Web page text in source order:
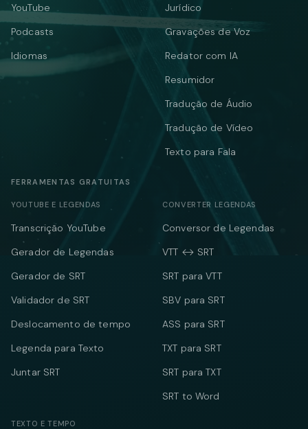
YouTube
Podcasts
Idiomas
Jurídico
Gravações de Voz
Redator com IA
Resumidor
Tradução de Áudio
Tradução de Vídeo
Texto para Fala
FERRAMENTAS GRATUITAS
YOUTUBE E LEGENDAS
Transcrição YouTube
Gerador de Legendas
Gerador de SRT
Validador de SRT
Deslocamento de tempo
Legenda para Texto
Juntar SRT
CONVERTER LEGENDAS
Conversor de Legendas
VTT ↔ SRT
SRT para VTT
SBV para SRT
ASS para SRT
TXT para SRT
SRT para TXT
SRT to Word
TEXTO E TEMPO